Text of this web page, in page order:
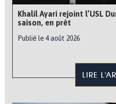
Khalil Ayari rejoint l’USL
saison, en prêt
Publié le 4 août 2026
LIRE